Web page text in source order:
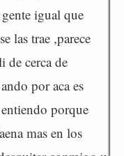
igual que
las trae ,parece
de cerca de
por aca es
porque
mas en los